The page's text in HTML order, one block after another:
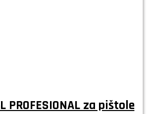
PROFESIONAL za pištole